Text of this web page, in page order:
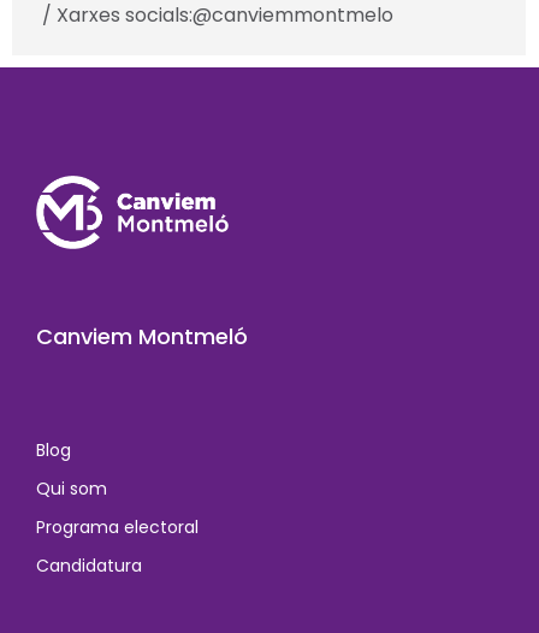
/ Xarxes socials:@canviemmontmelo
Canviem Montmeló
Blog
Qui som
Programa electoral
Candidatura